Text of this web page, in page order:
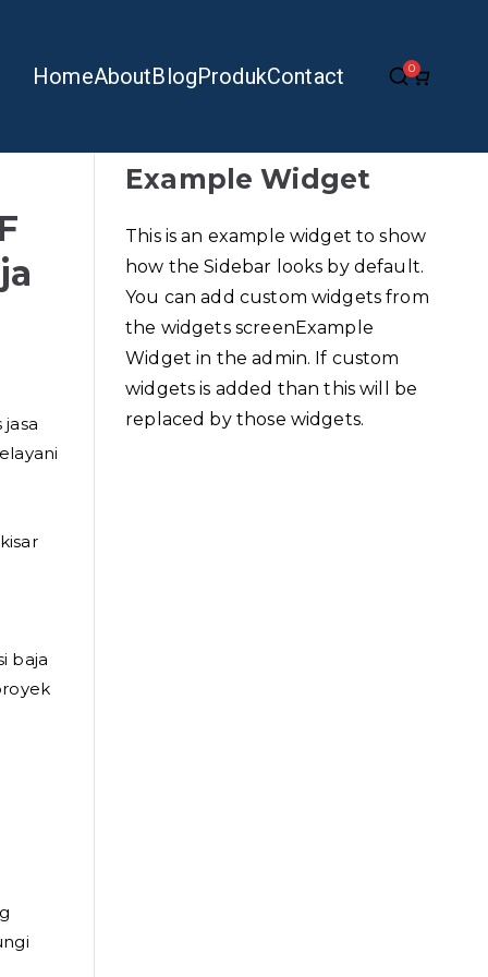
HomeAboutBlogProdukContact 0
jasa
baja
Example Widget
This is an example widget to show
how the Sidebar looks by default.
You can add custom widgets from
the widgets screenExample
Widget in the admin. If custom
widgets is added than this will be
replaced by those widgets.